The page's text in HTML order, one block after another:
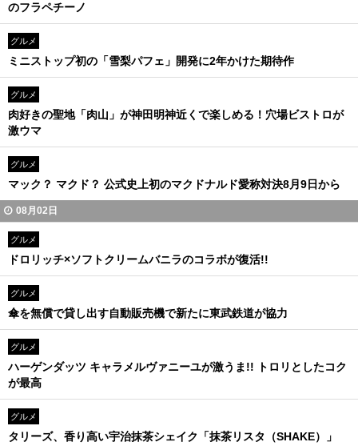
のフラペチーノ
グルメ
ミニストップ初の「雪梨パフェ」開発に2年かけた期待作
グルメ
肉好きの聖地「肉山」が神田明神近くで楽しめる！穴場ビストロが
激ウマ
グルメ
マック？ マクド？ 公式史上初のマクドナルド愛称対決8月9日から
08月02日
グルメ
ドロリッチ×ソフトクリームバニラのコラボが復活!!
グルメ
傘を無償で貸し出す自動販売機で新たに東武鉄道が協力
グルメ
ハーゲンダッツ キャラメルヴァニーユが激うま!! トロリとしたコク
が最高
グルメ
タリーズ、香り高い宇治抹茶シェイク「抹茶リスタ（SHAKE）」